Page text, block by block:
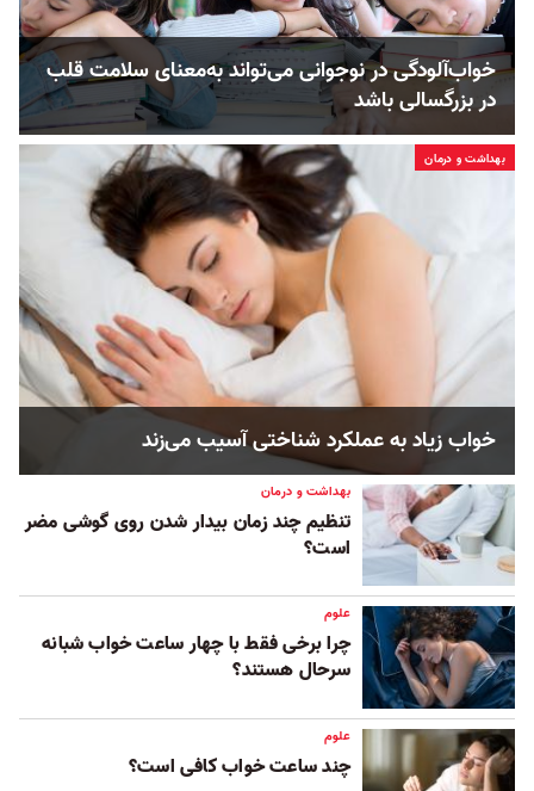
خواب‌آلودگی در نوجوانی می‌تواند به‌معنای سلامت قلب
در بزرگسالی باشد
بهداشت و درمان
خواب زیاد به عملکرد شناختی آسیب می‌زند
بهداشت و درمان
تنظیم چند زمان بیدار شدن روی گوشی مضر
است؟
علوم
چرا برخی فقط با چهار ساعت خواب شبانه
سرحال هستند؟
علوم
چند ساعت خواب کافی است؟